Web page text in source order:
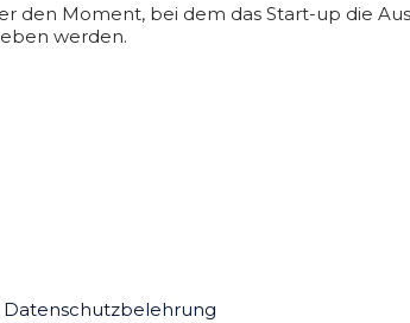
den Moment, bei dem das Start-up die
werden.
Datenschutzbelehrung